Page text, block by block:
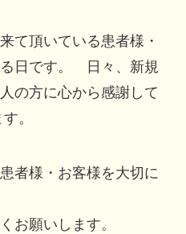
て頂いている患者様・
日です。 日々、新規
の方に心から感謝して
。
者様・お客様を大切に
お願いします。